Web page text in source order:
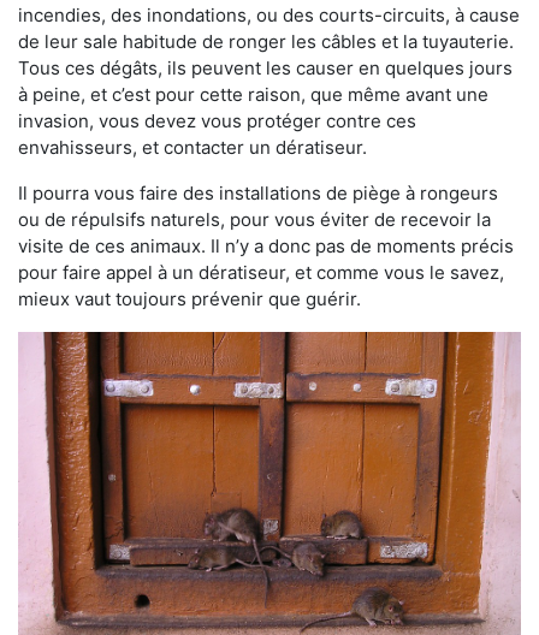
incendies, des inondations, ou des courts-circuits, à cause
de leur sale habitude de ronger les câbles et la tuyauterie.
Tous ces dégâts, ils peuvent les causer en quelques jours
à peine, et c’est pour cette raison, que même avant une
invasion, vous devez vous protéger contre ces
envahisseurs, et contacter un dératiseur.
Il pourra vous faire des installations de piège à rongeurs
ou de répulsifs naturels, pour vous éviter de recevoir la
visite de ces animaux. Il n’y a donc pas de moments précis
pour faire appel à un dératiseur, et comme vous le savez,
mieux vaut toujours prévenir que guérir.